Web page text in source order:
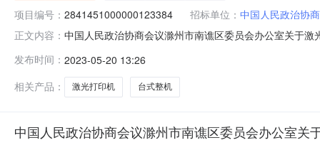
项目编号： 2841451000000123384 招标单位： 中国人民政治协
正文内容： 中国人民政治协商会议滁州市南谯区委员会办公室关于
公示如下：一、项目信息项目名称:中国人民政治协商会
发布时间： 2023-05-20 13:26
相关产品：
激光打印机 台式整机
中国人民政治协商会议滁州市南谯区委员会办公室关